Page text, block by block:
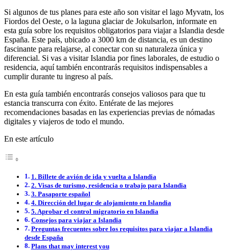
Si algunos de tus planes para este año son visitar el lago Myvatn, los
Fiordos del Oeste, o la laguna glaciar de Jokulsarlon, informate en
esta guía sobre los requisitos obligatorios para viajar a Islandia desde
España. Este país, ubicado a 3000 km de distancia, es un destino
fascinante para relajarse, al conectar con su naturaleza única y
diferencial. Si vas a visitar Islandia por fines laborales, de estudio o
residencia, aquí también encontrarás requisitos indispensables a
cumplir durante tu ingreso al país.
En esta guía también encontrarás consejos valiosos para que tu
estancia transcurra con éxito. Entérate de las mejores
recomendaciones basadas en las experiencias previas de nómadas
digitales y viajeros de todo el mundo.
En este artículo
1. Billete de avión de ida y vuelta a Islandia
2. Visas de turismo, residencia o trabajo para Islandia
3. Pasaporte español
4. Dirección del lugar de alojamiento en Islandia
5. Aprobar el control migratorio en Islandia
Consejos para viajar a Islandia
Preguntas frecuentes sobre los requisitos para viajar a Islandia
desde España
Plans that may interest you